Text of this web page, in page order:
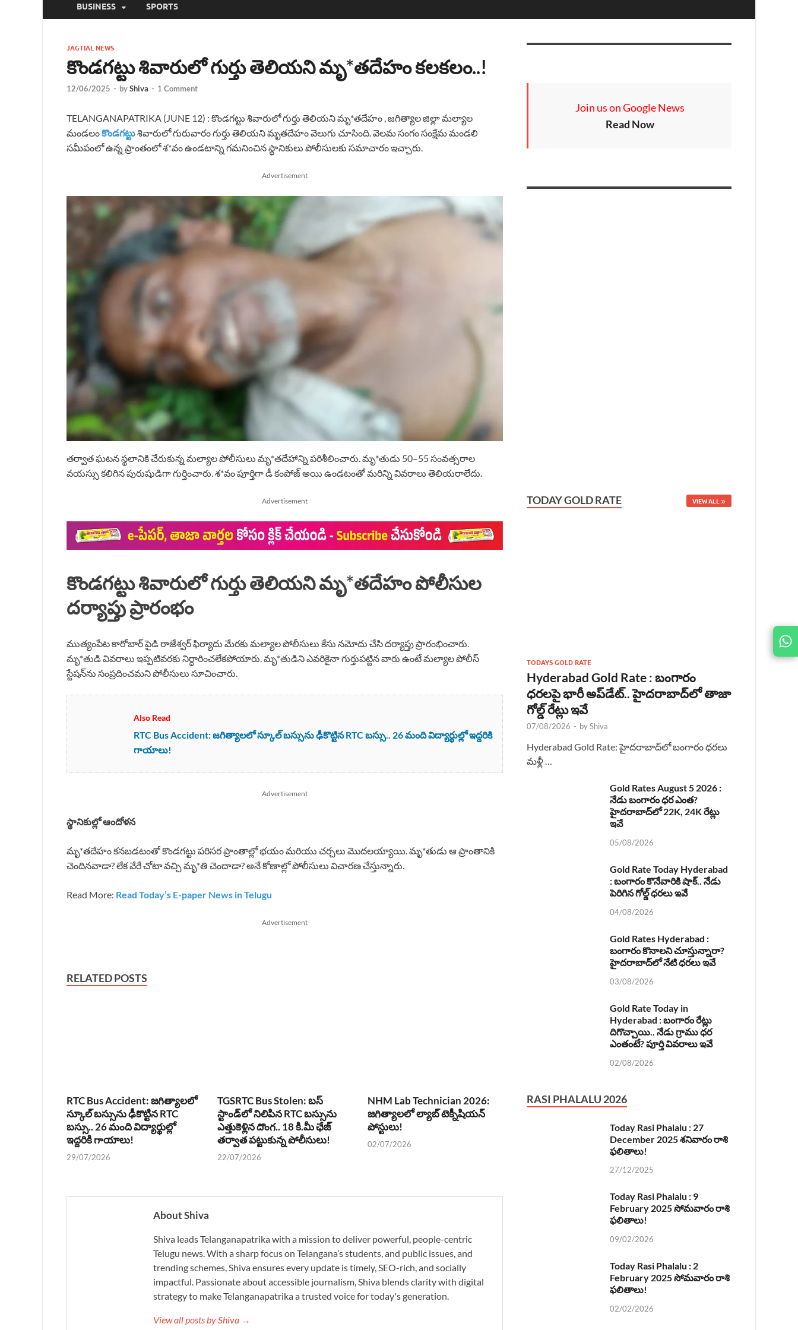
JOIN
US ON
BUSINESS SPORTS
JAGTIAL NEWS
కొండగట్టు శివారులో గుర్తు తెలియని మృ*తదేహం కలకలం..!
12/06/2025 - byShiva - 1 Comment
TELANGANAPATRIKA (JUNE 12) : కొండగట్టు శివారులో గుర్తు తెలియని మృ*తదేహం , జగిత్యాల జిల్లా మల్యాల
మండలంకొండగట్టుశివారులో గురువారం గుర్తు తెలియని మృతదేహం వెలుగు చూసింది. వెలమ సంగం సంక్షేమ మండలి
సమీపంలో ఉన్న ప్రాంతంలో శ*వం ఉండటాన్ని గమనించిన స్థానికులు పోలీసులకు సమాచారం ఇచ్చారు.
Advertisement
తర్వాత ఘటన స్థలానికి చేరుకున్న మల్యాల పోలీసులు మృ*తదేహాన్ని పరిశీలించారు. మృ*తుడు 50–55 సంవత్సరాల
వయస్సు కలిగిన పురుషుడిగా గుర్తించారు. శ*వం పూర్తిగా డీ కంపోజ్ అయి ఉండటంతో మరిన్ని వివరాలు తెలియరాలేదు.
Advertisement
కొండగట్టు శివారులో గుర్తు తెలియని మృ*తదేహంపోలీసుల
దర్యాప్తు ప్రారంభం
ముత్యంపేట కారోబార్ పైడి రాజేశ్వర్ ఫిర్యాదు మేరకు మల్యాల పోలీసులు కేసు నమోదు చేసి దర్యాప్తు ప్రారంభించారు.
మృ*తుడి వివరాలు ఇప్పటివరకు నిర్ధారించలేకపోయారు. మృ*తుడిని ఎవరికైనా గుర్తుపట్టిన వారు ఉంటే మల్యాల పోలీస్
స్టేషన్‌ను సంప్రదించమని పోలీసులు సూచించారు.
Also Read
RTC Bus Accident: జగిత్యాలలో స్కూల్ బస్సును ఢీకొట్టిన RTC బస్సు.. 26 మంది విద్యార్థుల్లో ఇద్దరికి
గాయాలు!
Advertisement
స్థానికుల్లో ఆందోళన
మృ*తదేహం కనబడటంతో కొండగట్టు పరిసర ప్రాంతాల్లో భయం మరియు చర్చలు మొదలయ్యాయి. మృ*తుడు ఆ ప్రాంతానికి
చెందినవాడా? లేక వేరే చోటా వచ్చి మృ*తి చెందాడా? అనే కోణాల్లో పోలీసులు విచారణ చేస్తున్నారు.
Read More: Read Today’s E-paper News in Telugu
Advertisement
RELATED POSTS
RTC Bus Accident: జగిత్యాలలో
స్కూల్ బస్సును ఢీకొట్టిన RTC
బస్సు.. 26 మంది విద్యార్థుల్లో
ఇద్దరికి గాయాలు!
29/07/2026
TGSRTC Bus Stolen: బస్
స్టాండ్‌లో నిలిపిన RTC బస్సును
ఎత్తుకెళ్లిన దొంగ.. 18 కి.మీ ఛేజ్
తర్వాత పట్టుకున్న పోలీసులు!
22/07/2026
NHM Lab Technician 2026:
జగిత్యాలలో ల్యాబ్ టెక్నీషియన్
పోస్టులు!
02/07/2026
About Shiva
Shiva leads Telanganapatrika with a mission to deliver powerful, people-centric
Telugu news. With a sharp focus on Telangana’s students, and public issues, and
trending schemes, Shiva ensures every update is timely, SEO-rich, and socially
impactful. Passionate about accessible journalism, Shiva blends clarity with digital
strategy to make Telanganapatrika a trusted voice for today's generation.
View all posts by Shiva →
Join us on Google News
Read Now
TODAY GOLD RATE VIEW ALL
TODAYS GOLD RATE
Hyderabad Gold Rate : బంగారం
ధరలపై భారీ అప్‌డేట్.. హైదరాబాద్‌లో తాజా
గోల్డ్ రేట్లు ఇవే
07/08/2026 - byShiva
Hyderabad Gold Rate: హైదరాబాద్‌లో బంగారం ధరలు
మళ్లీ …
Gold Rates August 5 2026 :
నేడు బంగారం ధర ఎంత?
హైదరాబాద్‌లో 22K, 24K రేట్లు
ఇవే
05/08/2026
Gold Rate Today Hyderabad
: బంగారం కొనేవారికి షాక్.. నేడు
పెరిగిన గోల్డ్ ధరలు ఇవే
04/08/2026
Gold Rates Hyderabad :
బంగారం కొనాలని చూస్తున్నారా?
హైదరాబాద్‌లో నేటి ధరలు ఇవే
03/08/2026
Gold Rate Today in
Hyderabad : బంగారం రేట్లు
దిగొచ్చాయి.. నేడు గ్రాము ధర
ఎంతంటే? పూర్తి వివరాలు ఇవే
02/08/2026
RASI PHALALU 2026
Today Rasi Phalalu : 27
December 2025 శనివారం రాశి
ఫలితాలు!
27/12/2025
Today Rasi Phalalu : 9
February 2025 సోమవారం రాశి
ఫలితాలు!
09/02/2026
Today Rasi Phalalu : 2
February 2025 సోమవారం రాశి
ఫలితాలు!
02/02/2026